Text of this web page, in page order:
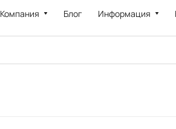
Компания Блог Информация